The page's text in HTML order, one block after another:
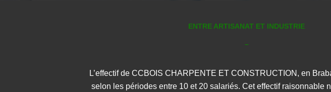
ENTRE ARTISANAT ET INDUSTRIE
–
L’effectif de CCBOIS CHARPENTE ET CONSTRUCTION, en
selon les périodes entre 10 et 20 salariés. Cet effectif raisonnable